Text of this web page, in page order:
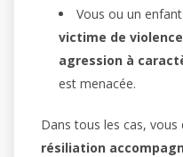
Vous ou un
victime de
agression à
est menacée.
Dans tous les cas,
résiliation